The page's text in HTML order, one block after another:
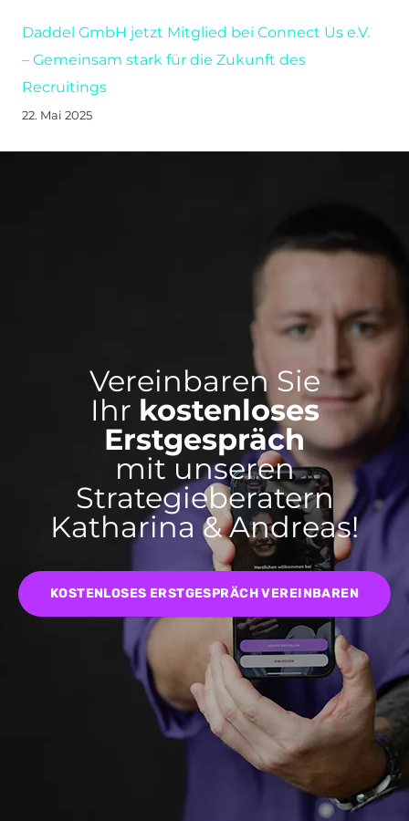
Daddel GmbH jetzt Mitglied bei Connect Us e.V.
– Gemeinsam stark für die Zukunft des
Recruitings
22. Mai 2025
Vereinbaren Sie
Ihr kostenloses
Erstgespräch
mit unseren
Strategieberatern
Katharina & Andreas!
KOSTENLOSES ERSTGESPRÄCH VEREINBAREN